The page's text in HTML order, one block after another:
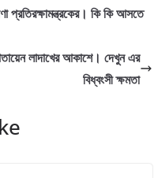
প্রতিরক্ষামন্ত্রকের। কি কি আসতে
লাদাখের আকাশে। দেখুন এর
বিধ্বংসী ক্ষমতা